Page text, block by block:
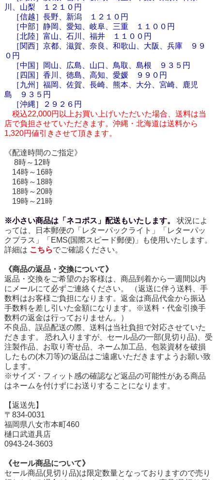
川、山梨 １２１０円
［信越］長野、新潟 １２１０円
［中部］静岡、愛知、岐阜、三重 １１００円
［北陸］富山、石川、福井 １１００円
［関西］京都、滋賀、奈良、和歌山、大阪、兵庫 ９９
０円
［中国］岡山、広島、山口、鳥取、島根 ９３５円
［四国］香川、徳島、高知、愛媛 ９９０円
［九州］福岡、佐賀、長崎、熊本、大分、宮崎、鹿児
島 ９３５円
［沖縄］２９２６円
税込22,000円以上お買い上げいただいた場合、送料は当
店で負担させていただきます。沖縄・北海道は送料から
1,320円値引きさせて頂きます。
《配達時間のご指定》
8時～12時
14時～16時
16時～18時
18時～20時
19時～21時
※小さい商品は「ネコポス」配送もいたします。
状況によ
っては、日本郵便の「レターパックライト」「レターパッ
クプラス」「EMS(国際スピード郵便)」も使用いたします。
詳細は こちらでご確認ください。
《商品の返品・交換について》
返品・交換をご希望のお客様は、商品到着から一週間以内
にメールにて必ずご連絡ください。 （返送に伴う送料、手
数料はお客様ご負担になります。返金は商品代金から振込
手数料を差し引いた金額になります。※送料・代金引換手
数料の返金は行っておりません。）
不良品、誤品配送の際、送料は当社負担で対応させていた
だきます。 恐れ入りますが、セール品の一部(見切り品)、受
注製作品、お取り寄せ品、ネーム加工品、包装資材を破損
したもの(木刀等)の返品はご遠慮いただきますようお願い致
します。
※サイズ・フィット感の確認など返品の可能性がある商品
はネームを付けずにお送りすることになります。
【返送先】
〒834-0031
福岡県八女市本町460
樋口武道具店
0943-24-3603
《セール商品について》
セール商品(見切り品)は限定数量となっておりますので売り